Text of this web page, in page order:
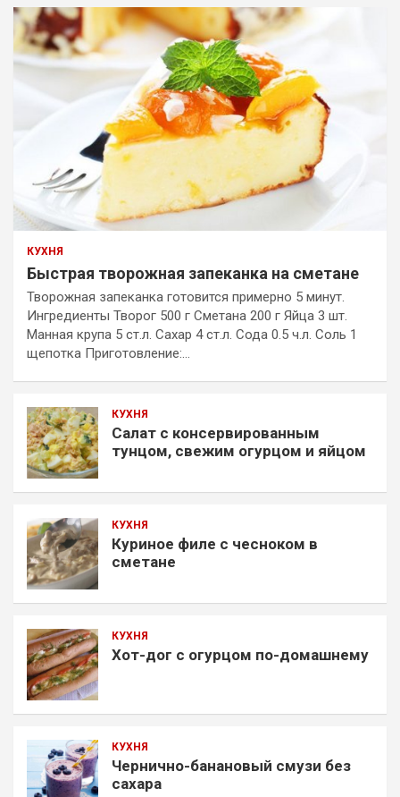
КУХНЯ
Быстрая творожная запеканка на сметане
Творожная запеканка готовится примерно 5 минут.
Ингредиенты Творог 500 г Сметана 200 г Яйца 3 шт.
Манная крупа 5 ст.л. Сахар 4 ст.л. Сода 0.5 ч.л. Соль 1
щепотка Приготовление:…
КУХНЯ
Салат с консервированным
тунцом, свежим огурцом и яйцом
КУХНЯ
Куриное филе с чесноком в
сметане
КУХНЯ
Хот-дог с огурцом по-домашнему
КУХНЯ
Чернично-банановый смузи без
сахара